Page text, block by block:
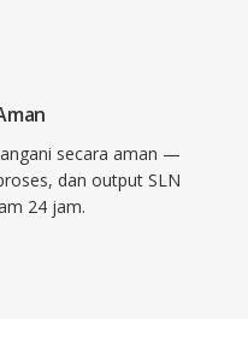
secara aman —
dan output SLN
24 jam.